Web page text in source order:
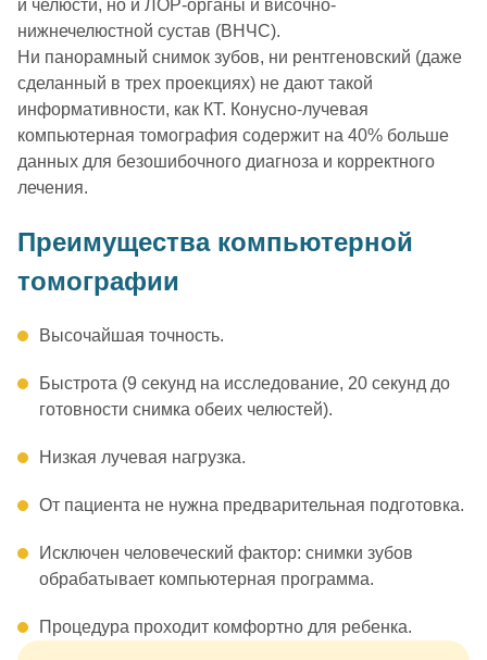
и челюсти, но и ЛОР-органы и височно-
нижнечелюстной сустав (ВНЧС).
Ни панорамный снимок зубов, ни рентгеновский (даже
сделанный в трех проекциях) не дают такой
информативности, как КТ. Конусно-лучевая
компьютерная томография содержит на 40% больше
данных для безошибочного диагноза и корректного
лечения.
Преимущества компьютерной
томографии
Высочайшая точность.
Быстрота (9 секунд на исследование, 20 секунд до
готовности снимка обеих челюстей).
Низкая лучевая нагрузка.
От пациента не нужна предварительная подготовка.
Исключен человеческий фактор: снимки зубов
обрабатывает компьютерная программа.
Процедура проходит комфортно для ребенка.